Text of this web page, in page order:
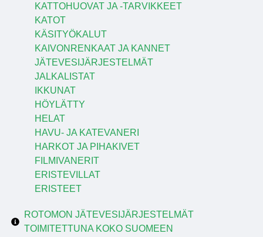
KATTOHUOVAT JA -TARVIKKEET
KATOT
KÄSITYÖKALUT
KAIVONRENKAAT JA KANNET
JÄTEVESIJÄRJESTELMÄT
JALKALISTAT
IKKUNAT
HÖYLÄTTY
HELAT
HAVU- JA KATEVANERI
HARKOT JA PIHAKIVET
FILMIVANERIT
ERISTEVILLAT
ERISTEET
ROTOMON JÄTEVESIJÄRJESTELMÄT
TOIMITETTUNA KOKO SUOMEEN